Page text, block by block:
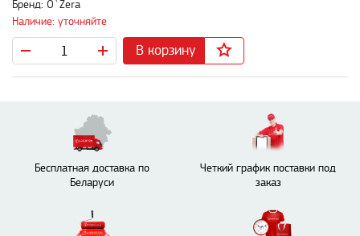
Бренд: O`Zera
Наличие: уточняйте
В корзину
Бесплатная доставка по
Беларуси
Четкий график поставки под
заказ